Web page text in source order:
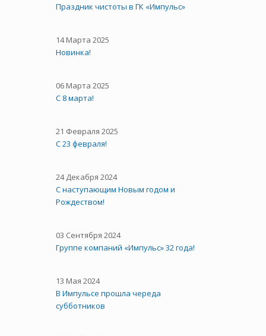
Праздник чистоты в ГК «Импульс»
14 Марта 2025
Новинка!
06 Марта 2025
С 8 марта!
21 Февраля 2025
С 23 февраля!
24 Декабря 2024
С наступающим Новым годом и
Рождеством!
03 Сентября 2024
Группе компаний «Импульс» 32 года!
13 Мая 2024
В Импульсе прошла череда
субботников